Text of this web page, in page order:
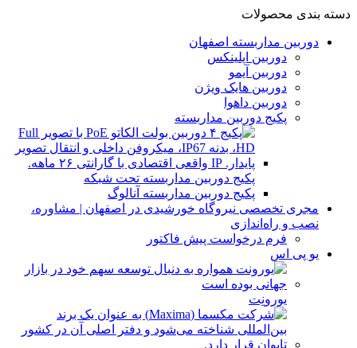
دسته بندی محصولات
دوربین مداربسته اصفهان
دوربین اپلینکس
دوربین آیمو
دوربین هایک ویژن
دوربین داهوا
پکیج دوربین مداربسته
پکیج دوربین مداربسته تحت شبکه
پکیج دوربین مداربسته آنالوگ
مجری تخصصی نیروگاه خورشیدی در اصفهان | مشاوره،
نصب و راه‌اندازی
فرم درخواست پیش فاکتور
یو پی اس
یورونِت